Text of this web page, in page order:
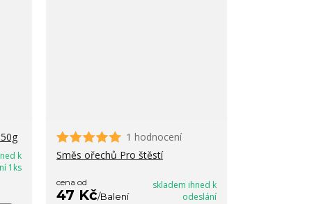
k
1ks
1 hodnocení
Směs ořechů Pro štěstí
cena od
47 Kč/Balení
skladem ihned k
odeslání